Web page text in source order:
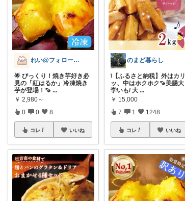
れい@フォロー＆経由購入感謝です♪
🌟 びっくり！焼き芋好き必
見の「紅はるか」冷凍焼き
芋が登場！🍠 ...
￥ 2,980～
0 0 8
コレ いいね
のまど暮らし
\【ふるさと納税】外はカリ
ッ、中はホクホク🍠美腸大
学いも/ 大 ...
￥ 15,000
7 1 1248
コレ いいね